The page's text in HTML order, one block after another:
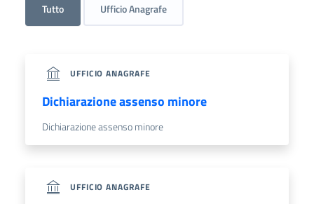
Tutto Ufficio Anagrafe
UFFICIO ANAGRAFE
Dichiarazione assenso minore
Dichiarazione assenso minore
UFFICIO ANAGRAFE